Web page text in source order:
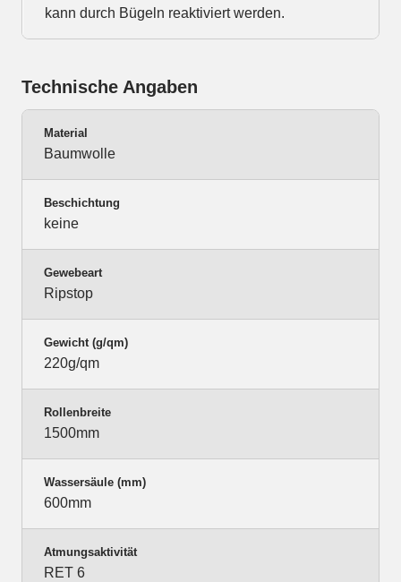
kann durch Bügeln reaktiviert werden.
Technische Angaben
Material
Baumwolle
Beschichtung
keine
Gewebeart
Ripstop
Gewicht (g/qm)
220g/qm
Rollenbreite
1500mm
Wassersäule (mm)
600mm
Atmungsaktivität
RET 6